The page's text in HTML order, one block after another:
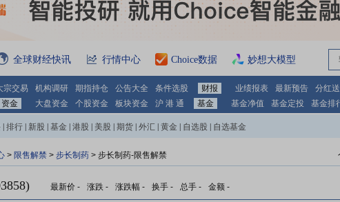
全球财经快讯 行情中心 Choice数据 妙想大模型
宗交易 机构调研 期指持仓 公告大全 条件选股 财报 业绩报表 最新预告 分红
资金 大盘资金 个股资金 板块资金 沪 港 通 基金 基金净值 基金定投 基金排
排行 新股 基金 港股 美股 期货 外汇 黄金 自选股 自选基金
> 限售解禁 > 步长制药 > 步长制药-限售解禁
最新价 - 涨跌 - 涨跌幅 - 换手 - 总手 - 金额 -